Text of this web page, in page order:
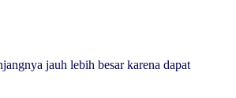
jauh lebih besar karena dapat